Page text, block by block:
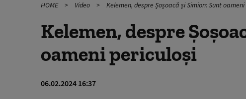
HOME Video Kelemen, despre Șoșoacă și Simion: Sunt
Kelemen, despre
oameni periculoși
06.02.2024 16:37